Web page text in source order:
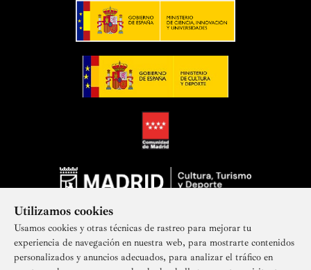
Utilizamos cookies
Usamos cookies y otras técnicas de rastreo para mejorar tu
experiencia de navegación en nuestra web, para mostrarte contenidos
personalizados y anuncios adecuados, para analizar el tráfico en